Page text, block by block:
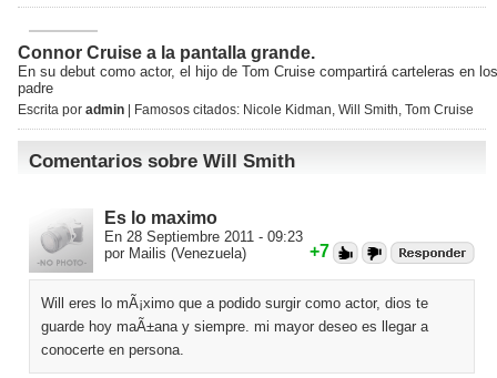
Connor Cruise a la pantalla grande.
En su debut como actor, el hijo de Tom Cruise compartirá carteleras en
padre
Escrita por admin | Famosos citados: Nicole Kidman, Will Smith, Tom Cruise
Comentarios sobre Will Smith
Es lo maximo
En 28 Septiembre 2011 - 09:23
por Mailis (Venezuela)
+7
Will eres lo mÃ¡ximo que a podido surgir como actor, dios te
guarde hoy maÃ±ana y siempre. mi mayor deseo es llegar a
conocerte en persona.